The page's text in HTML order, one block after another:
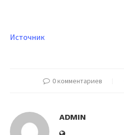
Источник
0 комментариев
ADMIN